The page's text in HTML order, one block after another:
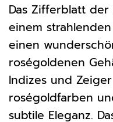
Das Zifferblatt
einem strahlenden
einen
roségoldenen
Indizes und
roségoldfarben
subtile Eleganz.